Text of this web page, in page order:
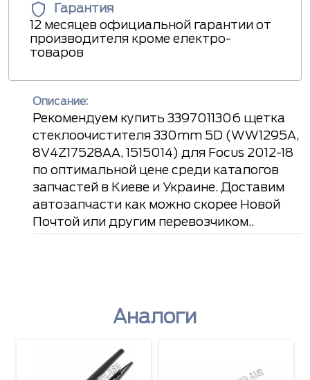
Гарантия
12 месяцев официальной гарантии от
производителя кроме електро-
товаров
Описание:
Рекомендуем купить 3397011306 щетка
стеклоочистителя 330mm 5D (WW1295A,
8V4Z17528AA, 1515014) для Focus 2012-18
по оптимальной цене среди каталогов
запчастей в Киеве и Украине. Доставим
автозапчасти как можно скорее Новой
Почтой или другим перевозчиком..
Аналоги